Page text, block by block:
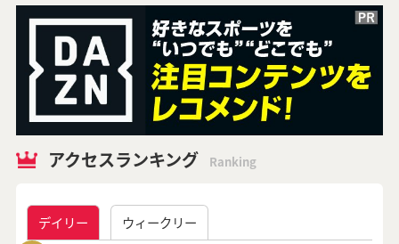
アクセスランキング Ranking
デイリー ウィークリー